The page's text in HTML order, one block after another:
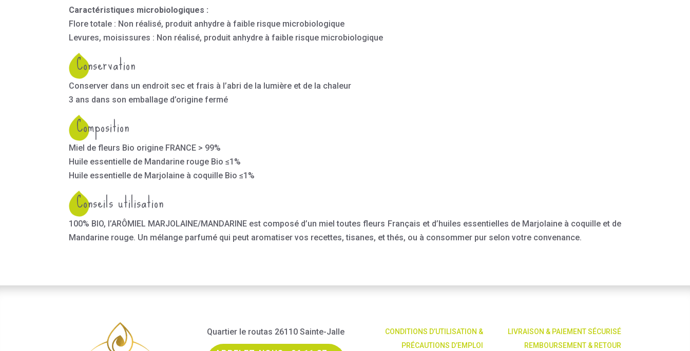
Caractéristiques microbiologiques :
Flore totale : Non réalisé, produit anhydre à faible risque microbiologique
Levures, moisissures : Non réalisé, produit anhydre à faible risque microbiologique
Conservation
Conserver dans un endroit sec et frais à l’abri de la lumière et de la chaleur
3 ans dans son emballage d’origine fermé
Composition
Miel de fleurs Bio origine FRANCE > 99%
Huile essentielle de Mandarine rouge Bio ≤1%
Huile essentielle de Marjolaine à coquille Bio ≤1%
Conseils utilisation
100% BIO, l’ARÔMIEL MARJOLAINE/MANDARINE est composé d’un miel toutes fleurs Français et d’huiles essentielles de Marjolaine à coquille et de
Mandarine rouge. Un mélange parfumé qui peut aromatiser vos recettes, tisanes, et thés, ou à consommer pur selon votre convenance.
Quartier le routas 26110 Sainte-Jalle
CONDITIONS D’UTILISATION &
PRÉCAUTIONS D’EMPLOI
LIVRAISON & PAIEMENT SÉCURISÉ
REMBOURSEMENT & RETOUR